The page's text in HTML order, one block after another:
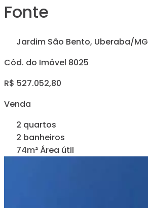
Fonte
Jardim São Bento, Uberaba/MG
Cód. do Imóvel 8025
R$ 527.052,80
Venda
2 quartos
2 banheiros
74m² Área útil